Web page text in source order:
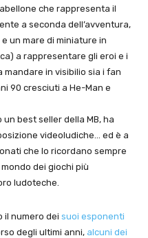
che rappresenta il
a seconda dell’avventura,
un mare di miniature in
a rappresentare gli eroi e i
mandare in visibilio sia i fan
90 cresciuti a He-Man e
best seller della MB, ha
videoludiche… ed è a
che lo ricordano sempre
dei giochi più
ludoteche.
il numero dei suoi esponenti
degli ultimi anni, alcuni dei